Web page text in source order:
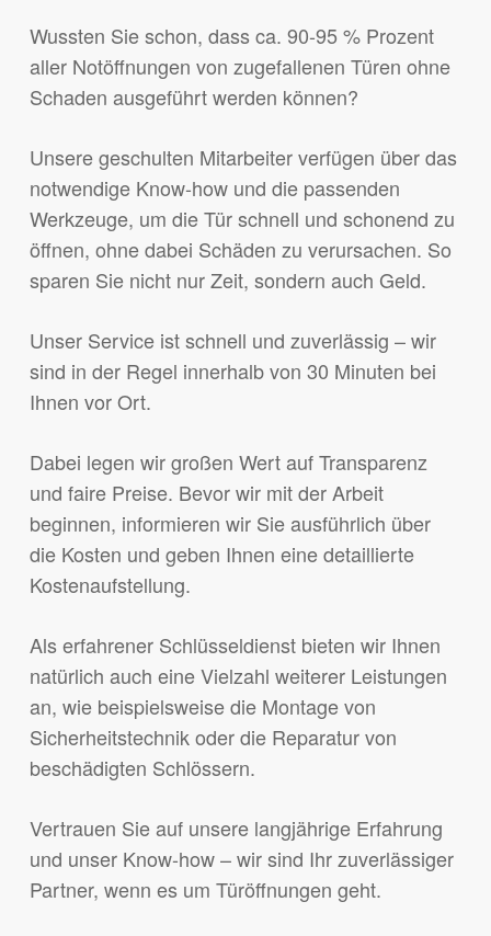
Wussten Sie schon, dass ca. 90-95 % Prozent
aller Notöffnungen von zugefallenen Türen ohne
Schaden ausgeführt werden können?
Unsere geschulten Mitarbeiter verfügen über das
notwendige Know-how und die passenden
Werkzeuge, um die Tür schnell und schonend zu
öffnen, ohne dabei Schäden zu verursachen. So
sparen Sie nicht nur Zeit, sondern auch Geld.
Unser Service ist schnell und zuverlässig – wir
sind in der Regel innerhalb von 30 Minuten bei
Ihnen vor Ort.
Dabei legen wir großen Wert auf Transparenz
und faire Preise. Bevor wir mit der Arbeit
beginnen, informieren wir Sie ausführlich über
die Kosten und geben Ihnen eine detaillierte
Kostenaufstellung.
Als erfahrener Schlüsseldienst bieten wir Ihnen
natürlich auch eine Vielzahl weiterer Leistungen
an, wie beispielsweise die Montage von
Sicherheitstechnik oder die Reparatur von
beschädigten Schlössern.
Vertrauen Sie auf unsere langjährige Erfahrung
und unser Know-how – wir sind Ihr zuverlässiger
Partner, wenn es um Türöffnungen geht.